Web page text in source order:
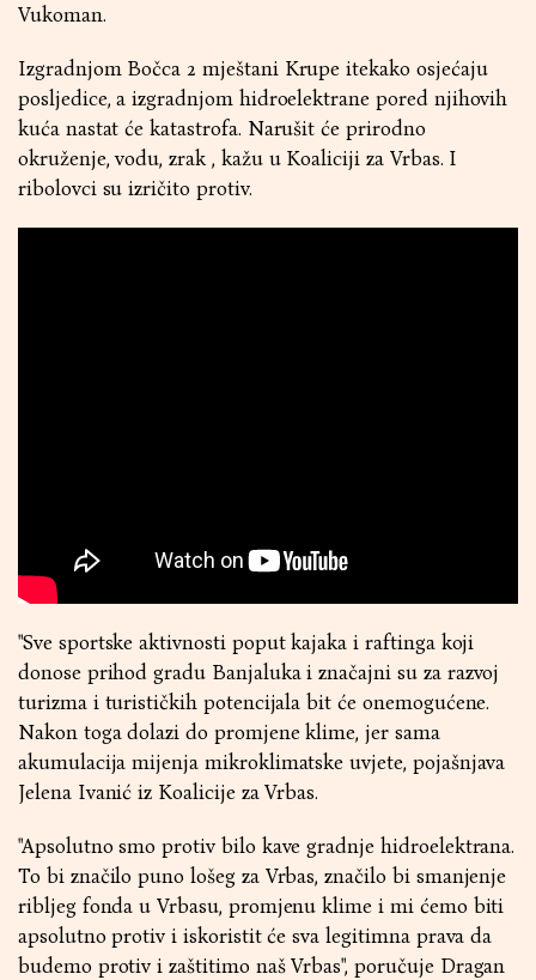
Vukoman.
Izgradnjom Bočca 2 mještani Krupe itekako osjećaju
posljedice, a izgradnjom hidroelektrane pored njihovih
kuća nastat će katastrofa. Narušit će prirodno
okruženje, vodu, zrak , kažu u Koaliciji za Vrbas. I
ribolovci su izričito protiv.
"Sve sportske aktivnosti poput kajaka i raftinga koji
donose prihod gradu Banjaluka i značajni su za razvoj
turizma i turističkih potencijala bit će onemogućene.
Nakon toga dolazi do promjene klime, jer sama
akumulacija mijenja mikroklimatske uvjete, pojašnjava
Jelena Ivanić iz Koalicije za Vrbas.
"Apsolutno smo protiv bilo kave gradnje hidroelektrana.
To bi značilo puno lošeg za Vrbas, značilo bi smanjenje
ribljeg fonda u Vrbasu, promjenu klime i mi ćemo biti
apsolutno protiv i iskoristit će sva legitimna prava da
budemo protiv i zaštitimo naš Vrbas", poručuje Dragan